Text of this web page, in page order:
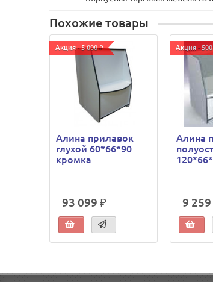
Похожие товары
Акция - 5 000 ₽
Алина прилавок
глухой 60*66*90
кромка
93 099 ₽
Акция -
Алина
9